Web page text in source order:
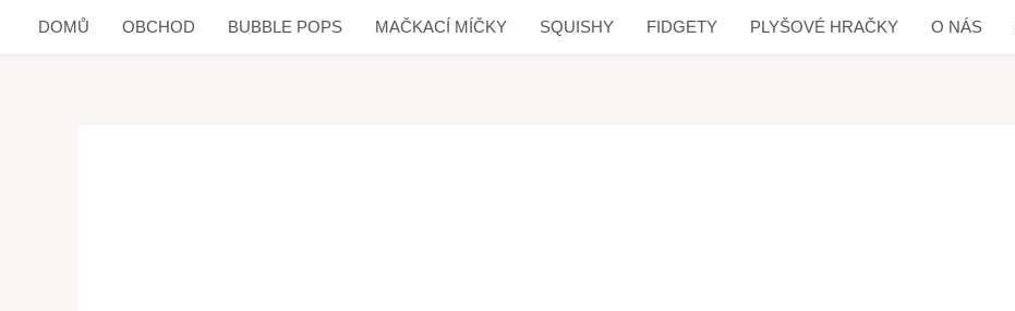
DOMŮ OBCHOD BUBBLE POPS MAČKACÍ MÍČKY SQUISHY FIDGETY PLYŠOVÉ HRAČKY O NÁS